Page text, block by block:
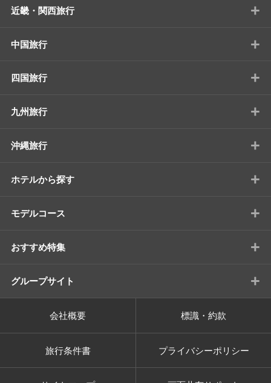
近畿・関西旅行 +
中国旅行 +
四国旅行 +
九州旅行 +
沖縄旅行 +
ホテルから探す +
モデルコース +
おすすめ特集 +
グループサイト +
会社概要 標識・約款
旅行条件書 プライバシーポリシー